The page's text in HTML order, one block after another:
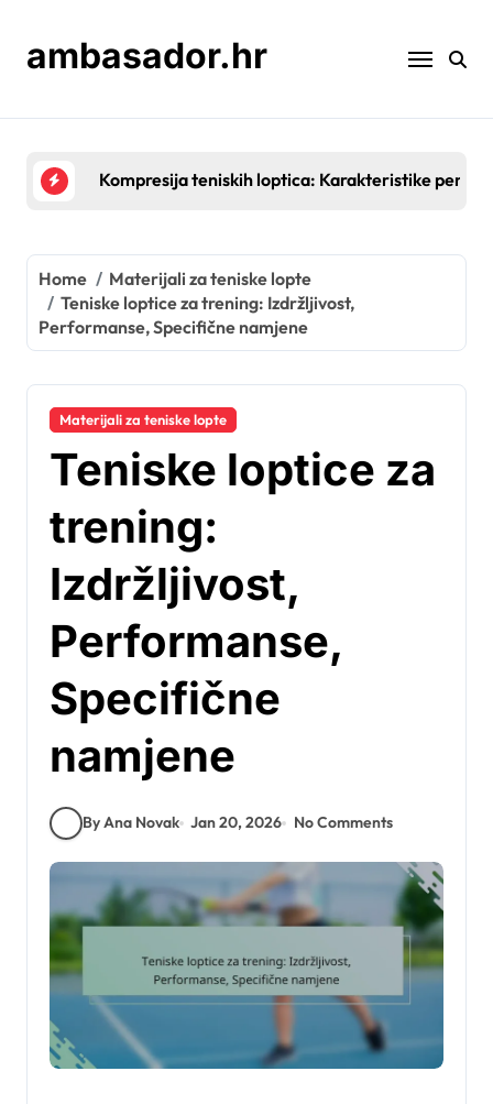
contentambasador.hr
Prirodna guma u teniskim lopticama: Prednosti,
Home
Materijali za teniske lopte
Teniske loptice za trening: Izdržljivost,
Performanse, Specifične namjene
Materijali za teniske lopte
Teniske loptice za
trening:
Izdržljivost,
Performanse,
Specifične
namjene
By Ana Novak Jan 20, 2026 No Comments